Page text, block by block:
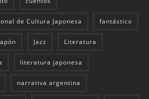
de Cultura Japonesa fantástico
Jazz Literatura
literatura japonesa
narrativa argentina